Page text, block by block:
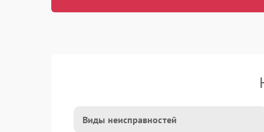
Виды неисправностей